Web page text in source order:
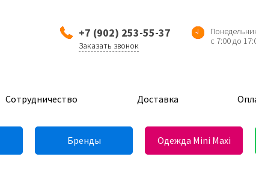
+7 (902) 253-55-37
Заказать звонок
с 7:00 до
Сотрудничество Доставка
Бренды Одежда Mini Maxi